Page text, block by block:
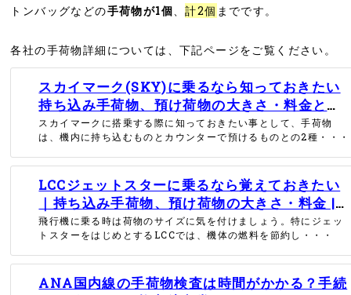
トンバッグなどの手荷物が1個、計2個 までです。
各社の手荷物詳細については、下記ページをご覧ください。
スカイマーク(SKY)に乗るなら知っておきたい
持ち込み手荷物、預け荷物の大きさ・料金とペ
ットお預かりについて | 格安航空券モールコラ
ム
スカイマークに搭乗する際に知っておきたい事として、手荷物
は、機内に持ち込むものとカウンターで預けるものとの2種・・・
LCCジェットスターに乗るなら覚えておきたい
｜持ち込み手荷物、預け荷物の大きさ・料金 |
格安航空券モールコラム
飛行機に乗る時は荷物のサイズに気を付けましょう。特にジェッ
トスターをはじめとするLCCでは、機体の燃料を節約し・・・
ANA国内線の手荷物検査は時間がかかる？手続